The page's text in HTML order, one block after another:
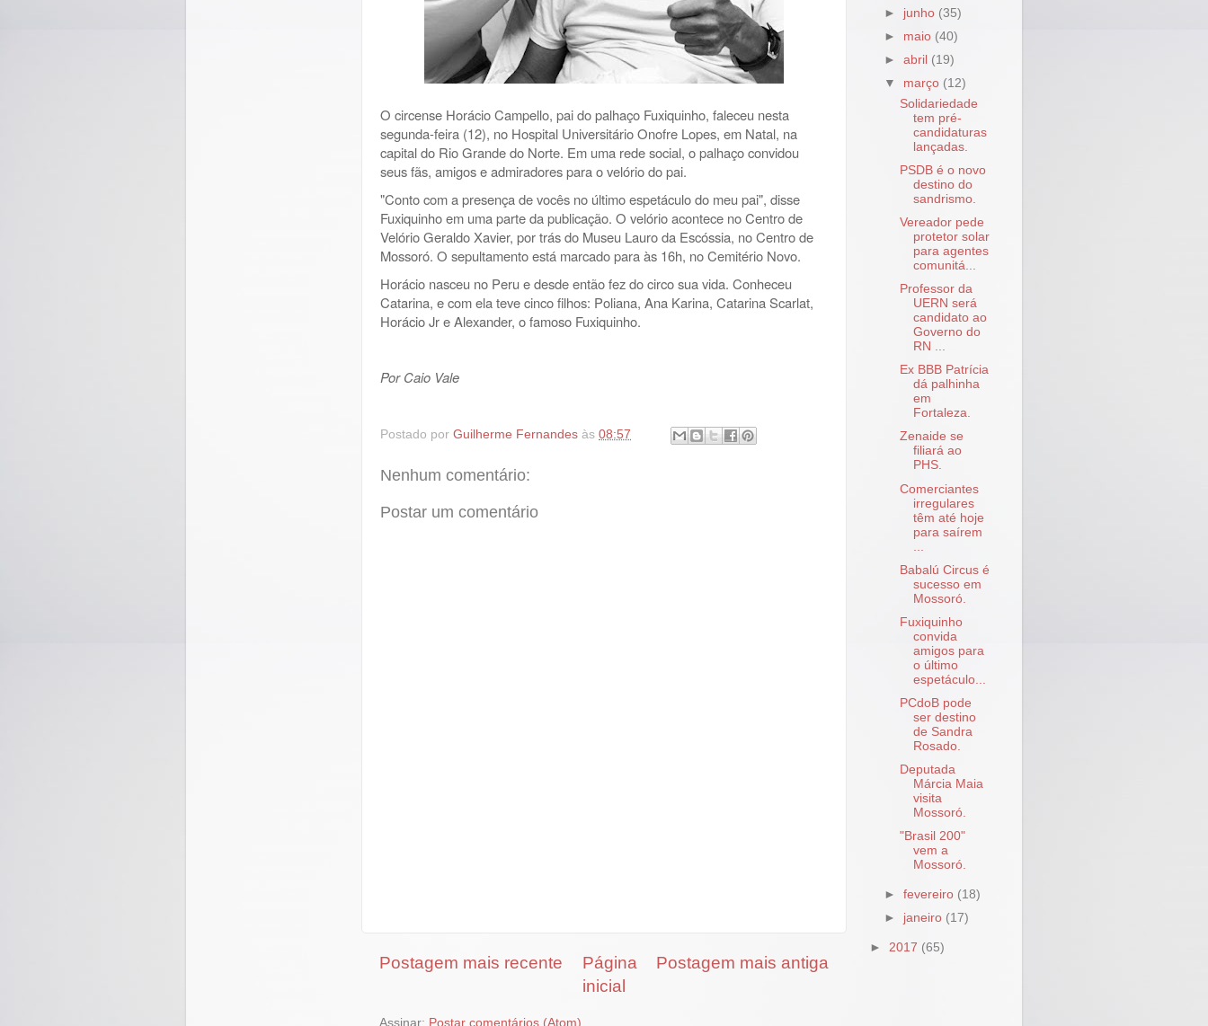
O circense Horácio Campello, pai do palhaço Fuxiquinho, faleceu nesta
segunda-feira (12), no Hospital Universitário Onofre Lopes, em Natal, na
capital do Rio Grande do Norte. Em uma rede social, o palhaço convidou
seus fãs, amigos e admiradores para o velório do pai.
"Conto com a presença de vocês no último espetáculo do meu pai", disse
Fuxiquinho em uma parte da publicação. O velório acontece no Centro de
Velório Geraldo Xavier, por trás do Museu Lauro da Escóssia, no Centro de
Mossoró. O sepultamento está marcado para às 16h, no Cemitério Novo.
Horácio nasceu no Peru e desde então fez do circo sua vida. Conheceu
Catarina, e com ela teve cinco filhos: Poliana, Ana Karina, Catarina Scarlat,
Horácio Jr e Alexander, o famoso Fuxiquinho.
Por Caio Vale
Postado por Guilherme Fernandes às 08:57
Nenhum comentário:
Postar um comentário
Postagem mais recente Postagem mais antiga
Página
inicial
Assinar: Postar comentários (Atom)
► junho (35)
► maio (40)
►abril (19)
▼ março (12)
Solidariedade
tem pré-
candidaturas
lançadas.
PSDB é o novo
destino do
sandrismo.
Vereador pede
protetor solar
para agentes
comunitá...
Professor da
UERN será
candidato ao
Governo do
RN ...
Ex BBB Patrícia
dá palhinha
em
Fortaleza.
Zenaide se
filiará ao
PHS.
Comerciantes
irregulares
têm até hoje
para saírem
Babalú Circus é
sucesso em
Mossoró.
Fuxiquinho
convida
amigos para
o último
espetáculo...
PCdoB pode
ser destino
de Sandra
Rosado.
Deputada
Márcia Maia
visita
Mossoró.
"Brasil 200"
vem a
Mossoró.
►fevereiro (18)
► janeiro (17)
► 2017 (65)